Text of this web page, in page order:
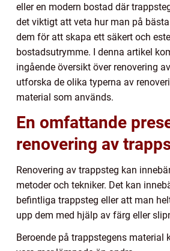
eller en modern bostad där
det viktigt att veta hur man på
dem för att skapa ett säkert och
bostadsutrymme. I denna artikel
ingående översikt över renovering
utforska de olika typerna av
material som används.
En omfattande
renovering av
Renovering av trappsteg kan
metoder och tekniker. Det kan
befintliga trappsteg eller att man
upp dem med hjälp av färg eller
Beroende på trappstegens material